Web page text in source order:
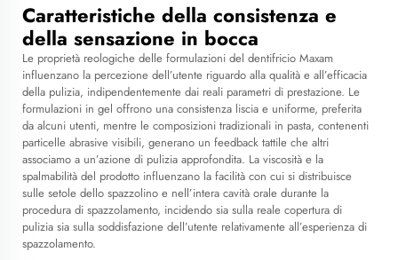
Caratteristiche della consistenza e
della sensazione in bocca
Le proprietà reologiche delle formulazioni del dentifricio Maxam
influenzano la percezione dell’utente riguardo alla qualità e all’efficacia
della pulizia, indipendentemente dai reali parametri di prestazione. Le
formulazioni in gel offrono una consistenza liscia e uniforme, preferita
da alcuni utenti, mentre le composizioni tradizionali in pasta, contenenti
particelle abrasive visibili, generano un feedback tattile che altri
associamo a un’azione di pulizia approfondita. La viscosità e la
spalmabilità del prodotto influenzano la facilità con cui si distribuisce
sulle setole dello spazzolino e nell’intera cavità orale durante la
procedura di spazzolamento, incidendo sia sulla reale copertura di
pulizia sia sulla soddisfazione dell’utente relativamente all’esperienza di
spazzolamento.